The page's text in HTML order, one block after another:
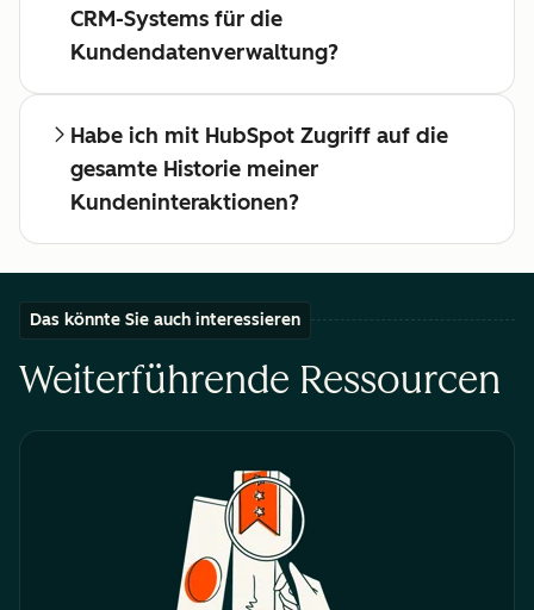
CRM-Systems für die
Kundendatenverwaltung?
Habe ich mit HubSpot Zugriff auf die
gesamte Historie meiner
Kundeninteraktionen?
Das könnte Sie auch interessieren
Weiterführende Ressourcen